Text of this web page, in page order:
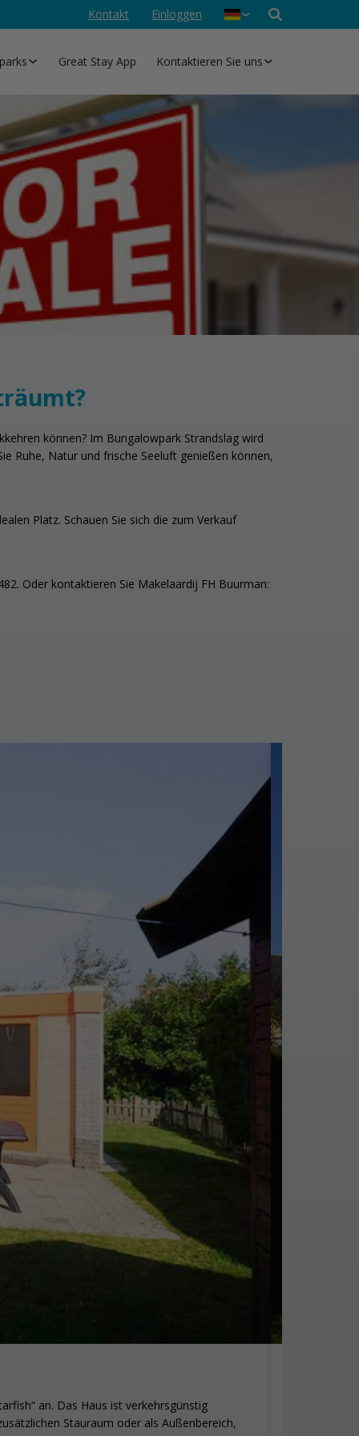
Kontakt Einloggen
Nederlands
Great Stay App Kontaktieren Sie uns
können? Im Bungalowpark Strandslag wird
Ruhe, Natur und frische Seeluft genießen können,
Platz. Schauen Sie sich die zum Verkauf
Oder kontaktieren Sie Makelaardij FH Buurman:
an. Das Haus ist verkehrsgünstig
Stauraum oder als Außenbereich,